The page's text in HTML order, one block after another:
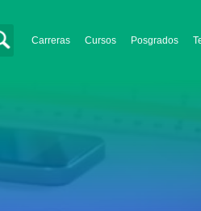
Carreras Cursos Posgrados